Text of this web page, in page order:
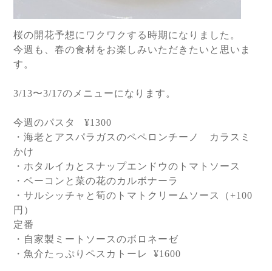
桜の開花予想にワクワクする時期になりました。
今週も、春の食材をお楽しみいただきたいと思いま
す。
3/13〜3/17のメニューになります。
今週のパスタ
¥1300
・海老とアスパラガスのペペロンチーノ カラスミ
かけ
・ホタルイカとスナップエンドウのトマトソース
・ベーコンと菜の花のカルボナーラ
・サルシッチャと筍のトマトクリームソース（+100
円）
定番
・自家製ミートソースのボロネーゼ
・魚介たっぷりペスカトーレ
¥1600